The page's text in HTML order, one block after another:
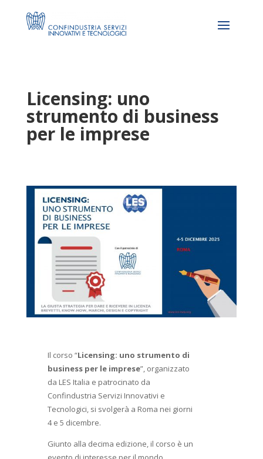
Licensing: uno
strumento di business
per le imprese
Il corso “Licensing: uno strumento di
business per le imprese”, organizzato
da LES Italia e patrocinato da
Confindustria Servizi Innovativi e
Tecnologici, si svolgerà a Roma nei giorni
4 e 5 dicembre.
Giunto alla decima edizione, il corso è un